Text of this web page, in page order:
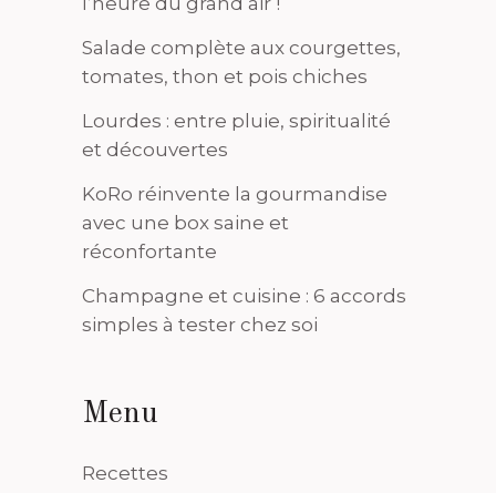
Salade complète aux courgettes,
tomates, thon et pois chiches
Lourdes : entre pluie, spiritualité
et découvertes
KoRo réinvente la gourmandise
avec une box saine et
réconfortante
Champagne et cuisine : 6 accords
simples à tester chez soi
Menu
Recettes